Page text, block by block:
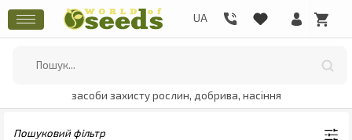
засоби захисту рослин, добрива, насіння
Пошуковий фільтр